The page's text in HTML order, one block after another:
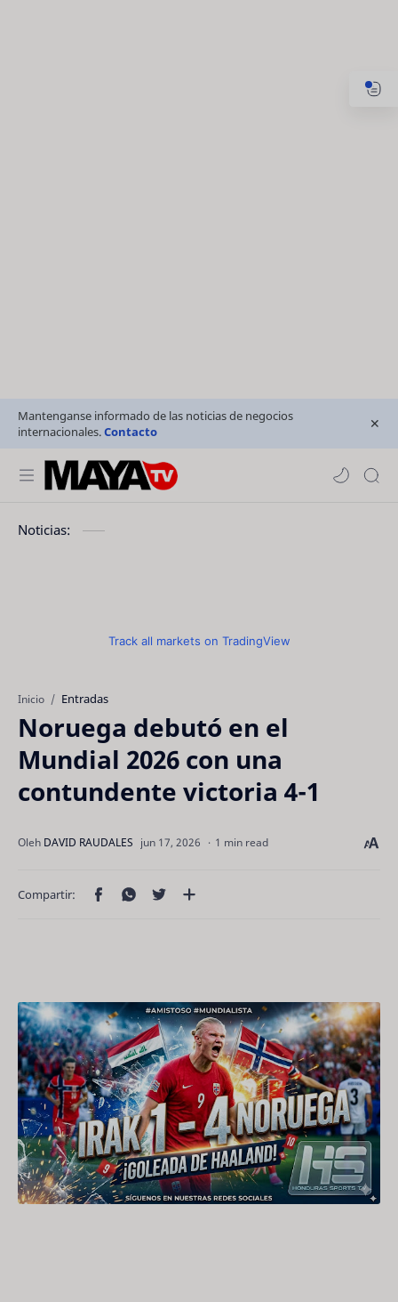
Mantenganse informado de las noticias de negocios
internacionales.Contacto
Noticias:
Track all markets on TradingView
Inicio Entradas
Noruega debutó en el
Mundial 2026 con una
contundente victoria 4-1
1 min read